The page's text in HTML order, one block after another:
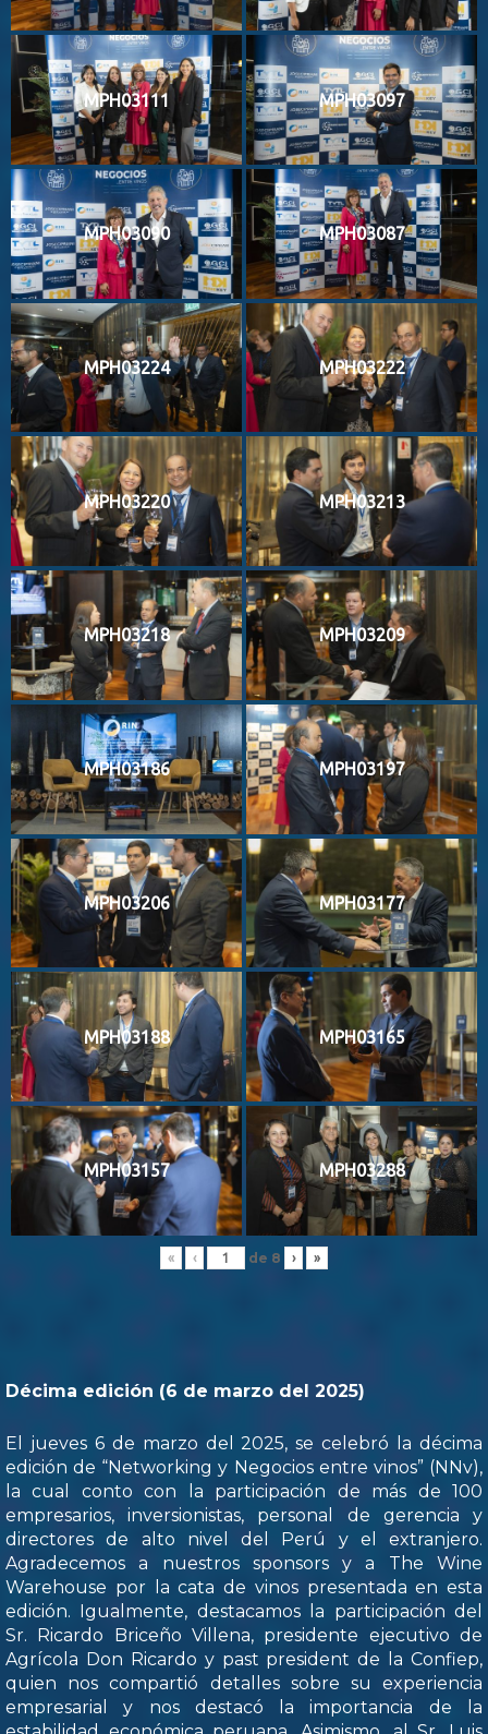
MPH03111 MPH03097
MPH03090 MPH03087
MPH03224 MPH03222
MPH03220 MPH03213
MPH03218 MPH03209
MPH03186 MPH03197
MPH03206 MPH03177
MPH03188 MPH03165
MPH03157 MPH03288
« ‹ de 8 › »
Décima edición (6 de marzo del 2025)
El jueves 6 de marzo del 2025, se celebró la décima
edición de “Networking y Negocios entre vinos” (NNv),
la cual conto con la participación de más de 100
empresarios, inversionistas, personal de gerencia y
directores de alto nivel del Perú y el extranjero.
Agradecemos a nuestros sponsors y a The Wine
Warehouse por la cata de vinos presentada en esta
edición. Igualmente, destacamos la participación del
Sr. Ricardo Briceño Villena, presidente ejecutivo de
Agrícola Don Ricardo y past president de la Confiep,
quien nos compartió detalles sobre su experiencia
empresarial y nos destacó la importancia de la